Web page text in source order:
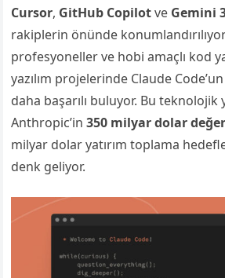
Cursor, GitHub Copilotve Gemini
rakiplerin önünde
profesyoneller ve hobi amaçlı kod
yazılım projelerinde Claude
daha başarılı buluyor. Bu teknolojik
Anthropic’in350 milyar dolar
milyar dolar yatırım toplama
denk geliyor.